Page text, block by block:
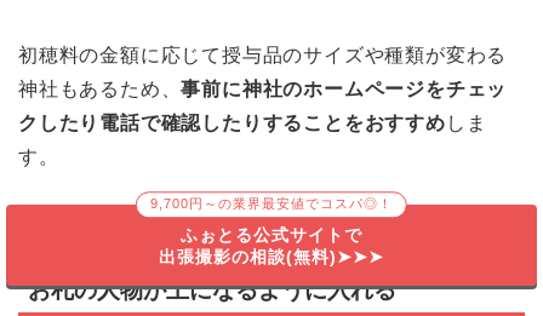
初穂料の金額に応じて授与品のサイズや種類が変わる
神社もあるため、事前に神社のホームページをチェッ
クしたり電話で確認したりすることをおすすめ しま
す。
お宮参りで包む初穂料のお金の入れ方③
お札の人物が上になるように入れる
9,700円～の業界最安値でコスパ◎！
ふぉとる公式サイトで
出張撮影の相談(無料)➤➤➤